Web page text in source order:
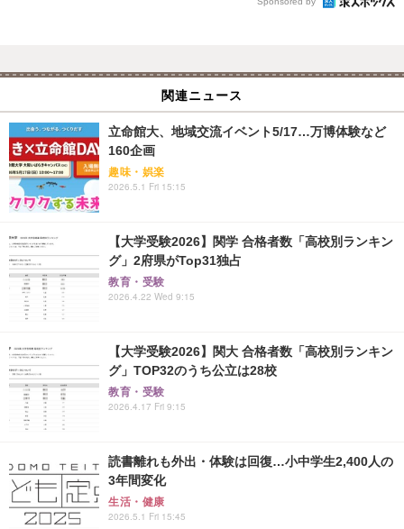
関連ニュース
立命館大、地域交流イベント5/17…万博体験など
160企画
趣味・娯楽
2026.5.1 Fri 15:15
【大学受験2026】関学 合格者数「高校別ランキン
グ」2府県がTop31独占
教育・受験
2026.4.22 Wed 9:15
【大学受験2026】関大 合格者数「高校別ランキン
グ」TOP32のうち公立は28校
教育・受験
2026.4.17 Fri 9:15
読書離れも外出・体験は回復…小中学生2,400人の
3年間変化
生活・健康
2026.5.1 Fri 15:45